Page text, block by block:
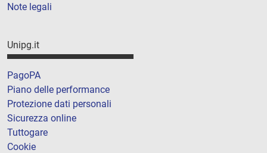
Note legali
Unipg.it
PagoPA
Piano delle performance
Protezione dati personali
Sicurezza online
Tuttogare
Cookie